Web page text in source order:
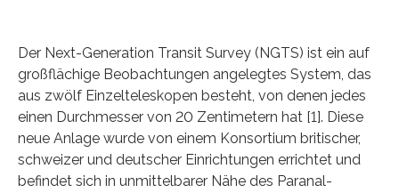
Der Next-Generation Transit Survey (NGTS) ist ein auf
großflächige Beobachtungen angelegtes System, das
aus zwölf Einzelteleskopen besteht, von denen jedes
einen Durchmesser von 20 Zentimetern hat [1]. Diese
neue Anlage wurde von einem Konsortium britischer,
schweizer und deutscher Einrichtungen errichtet und
befindet sich in unmittelbarer Nähe des Paranal-